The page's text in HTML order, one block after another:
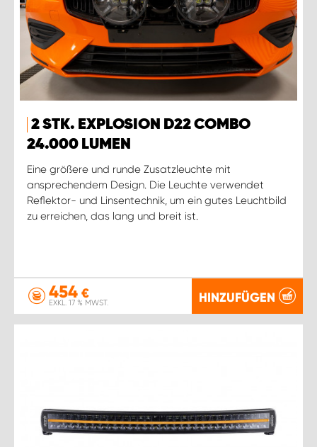
2 STK. EXPLOSION D22 COMBO
24.000 LUMEN
Eine größere und runde Zusatzleuchte mit
ansprechendem Design. Die Leuchte verwendet
Reflektor- und Linsentechnik, um ein gutes Leuchtbild
zu erreichen, das lang und breit ist.
454 €
EXKL. 17 % MWST. HINZUFÜGEN